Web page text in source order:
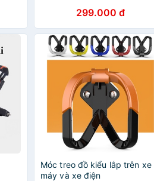
299.000 đ
Móc treo đồ kiểu lắp trên xe
máy và xe điện